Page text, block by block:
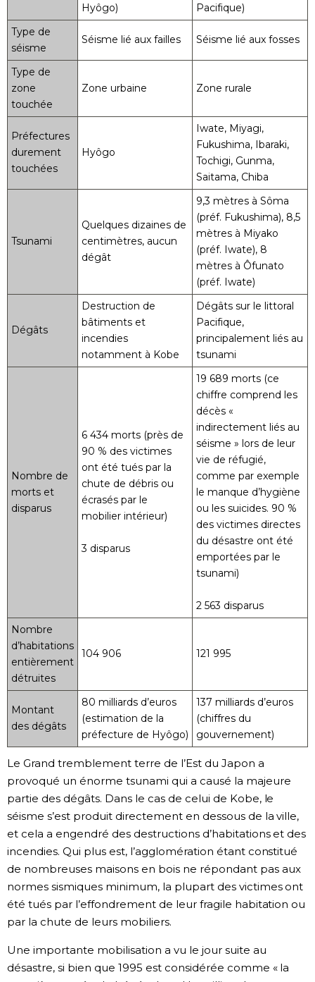
Hyôgo)
Pacifique)
Type de
séisme
Séisme lié aux failles Séisme lié aux fosses
Type de
zone
touchée
Zone urbaine Zone rurale
Préfectures
durement
touchées
Hyôgo
Iwate, Miyagi,
Fukushima, Ibaraki,
Tochigi, Gunma,
Saitama, Chiba
Tsunami
Quelques dizaines de
centimètres, aucun
dégât
9,3 mètres à Sôma
(préf. Fukushima), 8,5
mètres à Miyako
(préf. Iwate), 8
mètres à Ôfunato
(préf. Iwate)
Dégâts
Destruction de
bâtiments et
incendies
notamment à Kobe
Dégâts sur le littoral
Pacifique,
principalement liés au
tsunami
Nombre de
morts et
disparus
6 434 morts (près de
90 % des victimes
ont été tués par la
chute de débris ou
écrasés par le
mobilier intérieur)
3 disparus
19 689 morts (ce
chiffre comprend les
décès «
indirectement liés au
séisme » lors de leur
vie de réfugié,
comme par exemple
le manque d’hygiène
ou les suicides. 90 %
des victimes directes
du désastre ont été
emportées par le
tsunami)
2 563 disparus
Nombre
d’habitations
entièrement
détruites
104 906 121 995
Montant
des dégâts
80 milliards d’euros
(estimation de la
préfecture de Hyôgo)
137 milliards d’euros
(chiffres du
gouvernement)
Le Grand tremblement terre de l’Est du Japon a
provoqué un énorme tsunami qui a causé la majeure
partie des dégâts. Dans le cas de celui de Kobe, le
séisme s’est produit directement en dessous de la ville,
et cela a engendré des destructions d’habitations et des
incendies. Qui plus est, l’agglomération étant constitué
de nombreuses maisons en bois ne répondant pas aux
normes sismiques minimum, la plupart des victimes ont
été tués par l’effondrement de leur fragile habitation ou
par la chute de leurs mobiliers.
Une importante mobilisation a vu le jour suite au
désastre, si bien que 1995 est considérée comme « la